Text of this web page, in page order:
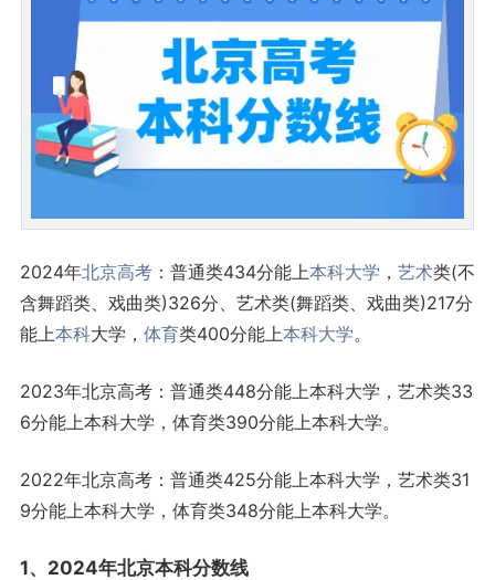
2024年北京高考：普通类434分能上本科大学 ， 艺术类(不
含舞蹈类、戏曲类)326分、艺术类(舞蹈类、戏曲类)217分
能上本科大学， 体育类400分能上本科大学。
2023年北京高考：普通类448分能上本科大学，艺术类33
6分能上本科大学，体育类390分能上本科大学。
2022年北京高考：普通类425分能上本科大学，艺术类31
9分能上本科大学，体育类348分能上本科大学。
1、2024年北京本科分数线